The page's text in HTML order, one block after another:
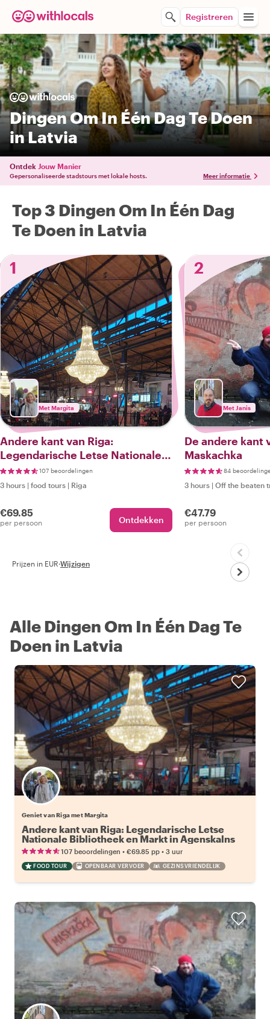
Registreren
Dingen Om In Één Dag Te Doen
in Latvia
Ontdek Jouw Manier
Gepersonaliseerde stadstours met lokale hosts. Meer informatie
Top 3 Dingen Om In Één Dag
Te Doen in Latvia
1
Met Margita
Andere kant van Riga:
Legendarische Letse Nationale
Bibliotheek en Markt in
Agenskalns
107 beoordelingen
3 hours | food tours | Riga
€69.85
per persoon Ontdekken
2
Met Janis
De andere kant
Maskachka
84
3 hours | Off the beaten
€47.79
per persoon
Prijzen in EUR·Wijzigen
Alle Dingen Om In Één Dag Te
Doen in Latvia
Geniet van Riga met Margita
Andere kant van Riga: Legendarische Letse
Nationale Bibliotheek en Markt in Agenskalns
107 beoordelingen • €69.85 pp • 3 uur
FOOD TOUR OPENBAAR VERVOER GEZINSVRIENDELIJK